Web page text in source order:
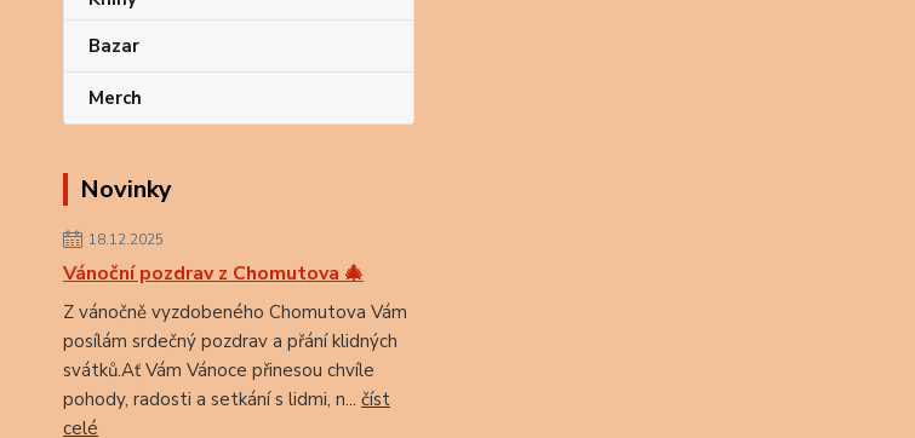
Bazar
Merch
Novinky
18.12.2025
Vánoční pozdrav z Chomutova 🎄
Z vánočně vyzdobeného Chomutova Vám
posílám srdečný pozdrav a přání klidných
svátků.Ať Vám Vánoce přinesou chvíle
pohody, radosti a setkání s lidmi, n... číst
celé